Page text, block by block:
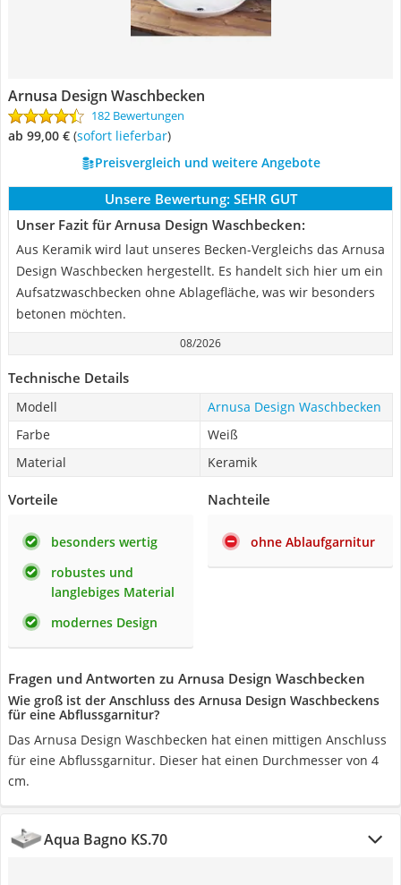
Arnusa Design Waschbecken
182 Bewertungen
ab 99,00 € ( Sofort lieferbar)
Preisvergleich und weitere Angebote
Unsere Bewertung: SEHR GUT
Unser Fazit für Arnusa Design Waschbecken:
Aus Keramik wird laut unseres Becken-Vergleichs das Arnusa
Design Waschbecken hergestellt. Es handelt sich hier um ein
Aufsatzwaschbecken ohne Ablagefläche, was wir besonders
betonen möchten.
08/2026
Technische Details
Modell
Arnusa Design Waschbecken
Farbe
Weiß
Material
Keramik
Vorteile
besonders wertig
robustes und
langlebiges Material
modernes Design
Nachteile
ohne Ablaufgarnitur
Fragen und Antworten zu Arnusa Design Waschbecken
Wie groß ist der Anschluss des Arnusa Design Waschbeckens
für eine Abflussgarnitur?
Das Arnusa Design Waschbecken hat einen mittigen Anschluss
für eine Abflussgarnitur. Dieser hat einen Durchmesser von 4
cm.
Aqua Bagno KS.70